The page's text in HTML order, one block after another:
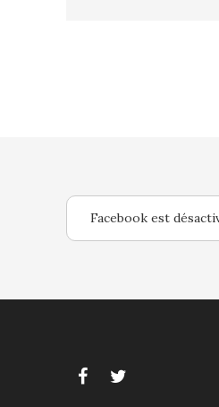
Facebook est